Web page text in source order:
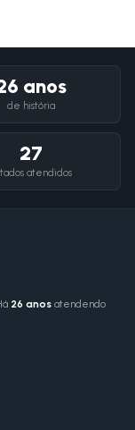
anos
de história
27
atendidos
26 anos atendendo